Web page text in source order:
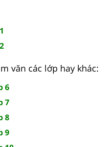
văn các lớp hay khác:
6
7
8
9